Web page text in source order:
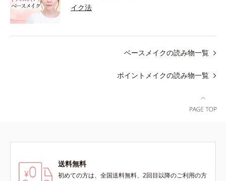
イク法
ベースメイクの読み物一覧
ポイントメイクの読み物一覧
送料無料
初めての方は、全国送料無料、2回目以降のご利用の方